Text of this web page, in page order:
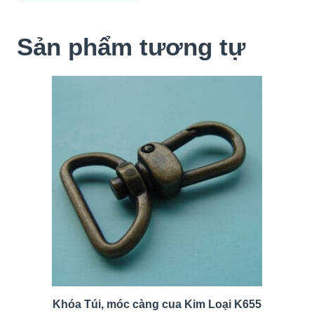
Sản phẩm tương tự
Khóa Túi, móc càng cua Kim Loại K655